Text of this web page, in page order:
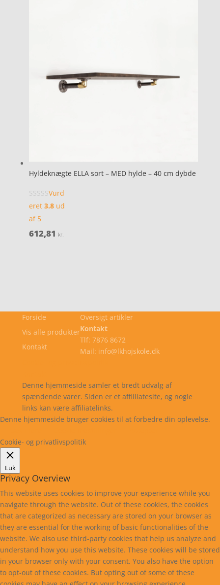
Hyldeknægte ELLA sort – MED hylde – 40 cm dybde
Vurd
eret 3.8ud
af 5
612,81 kr.
Forside
Vis alle produkter
Kontakt
Oversigt artikler
Kontakt
Tlf: 7876 8672
Mail: info@lkhojskole.dk
Denne hjemmeside samler et bredt udvalg af
spændende varer. Siden er et affiiliatesite, og nogle
links kan være affiliatelinks.
Denne hjemmeside bruger cookies til at forbedre din oplevelse.
Cookie- og privatlivspolitik
Luk
Privacy Overview
This website uses cookies to improve your experience while you
navigate through the website. Out of these cookies, the cookies
that are categorized as necessary are stored on your browser as
they are essential for the working of basic functionalities of the
website. We also use third-party cookies that help us analyze and
understand how you use this website. These cookies will be stored
in your browser only with your consent. You also have the option
to opt-out of these cookies. But opting out of some of these